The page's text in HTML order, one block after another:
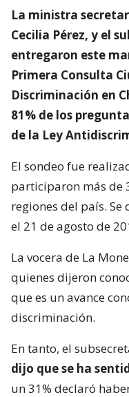
La ministra
Cecilia Pérez, y el
entregaron este
Primera Consulta
Discriminación en
81% de los
de la Ley
El sondeo fue
participaron más de
regiones del país.
el 21 de agosto de
La vocera de La
quienes dijeron
que es un avance
discriminación.
En tanto, el
dijo que se ha
un 31% declaró